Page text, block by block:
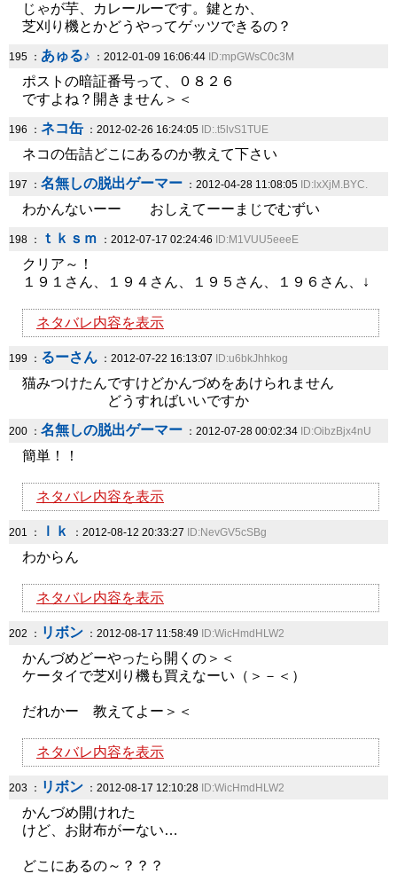
じゃが芋、カレールーです。鍵とか、
芝刈り機とかどうやってゲッツできるの？
195 ： あゅる♪ ：2012-01-09 16:06:44 ID:mpGWsC0c3M
ポストの暗証番号って、０８２６
ですよね？開きません＞＜
196 ： ネコ缶 ：2012-02-26 16:24:05 ID:.t5lvS1TUE
ネコの缶詰どこにあるのか教えて下さい
197 ： 名無しの脱出ゲーマー ：2012-04-28 11:08:05 ID:lxXjM.BYC.
わかんないーー おしえてーーまじでむずい
198 ： ｔｋｓｍ ：2012-07-17 02:24:46 ID:M1VUU5eeeE
クリア～！
１９１さん、１９４さん、１９５さん、１９６さん、↓
ネタバレ内容を表示
199 ： るーさん ：2012-07-22 16:13:07 ID:u6bkJhhkog
猫みつけたんですけどかんづめをあけられません
どうすればいいですか
200 ： 名無しの脱出ゲーマー ：2012-07-28 00:02:34 ID:OibzBjx4nU
簡単！！
ネタバレ内容を表示
201 ： ｌｋ ：2012-08-12 20:33:27 ID:NevGV5cSBg
わからん
ネタバレ内容を表示
202 ： リボン ：2012-08-17 11:58:49 ID:WicHmdHLW2
かんづめどーやったら開くの＞＜
ケータイで芝刈り機も買えなーい（＞－＜）
だれかー 教えてよー＞＜
ネタバレ内容を表示
203 ： リボン ：2012-08-17 12:10:28 ID:WicHmdHLW2
かんづめ開けれた
けど、お財布がーない…
どこにあるの～？？？